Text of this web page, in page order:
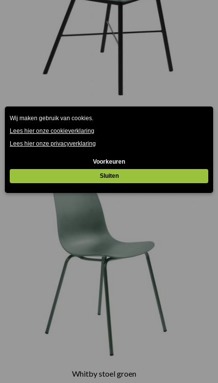
Set van 2 Whistler stoelen groen/grijs
€229.00
Whitby stoel groen